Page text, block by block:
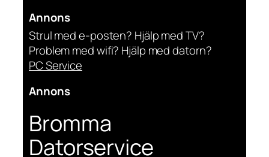
Annons
Strul med e-posten? Hjälp med TV?
Problem med wifi? Hjälp med datorn?
PC Service
Annons
Bromma
Datorservice